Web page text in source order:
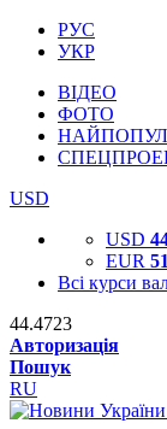
РУС
УКР
ВІДЕО
ФОТО
USD
USD
EUR
Всі курси
44.4723
Авторизація
Пошук
RU